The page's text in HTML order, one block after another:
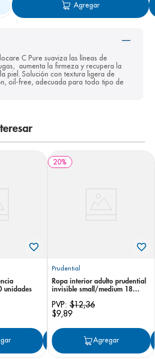
Agregar
C Pure suaviza las líneas de
aumenta la firmeza y recupera la
piel. Solución con textura ligera de
oil-free, adecuada para todo tipo de
unidades
Agregar
20%
Prudential
Ropa interior adulto prudential
invisible small/medium 18
PVP:$12,36
$9,89
Agregar